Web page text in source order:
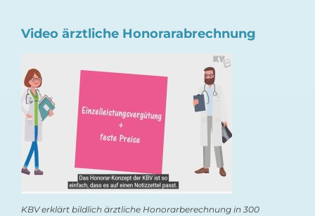
Video ärztliche Honorarabrechnung
KBV erklärt bildlich ärztliche Honorarberechnung in 300